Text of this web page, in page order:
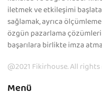
iletmek ve etkileşimi
sağlamak, ayrıca
özgün pazarlama
başarılara birlikte imza
@2021 Fikirhouse. All
Menü